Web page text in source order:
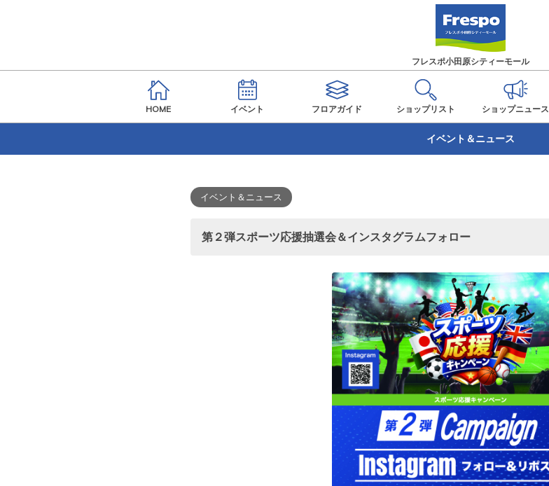
フレスポ小田原シティーモール
HOME イベント フロアガイド ショップリスト ショップニュース
イベント＆ニュース
イベント＆ニュース
第２弾スポーツ応援抽選会＆インスタグラムフォロー